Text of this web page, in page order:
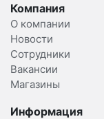
Компания
О компании
Новости
Сотрудники
Вакансии
Магазины
Информация